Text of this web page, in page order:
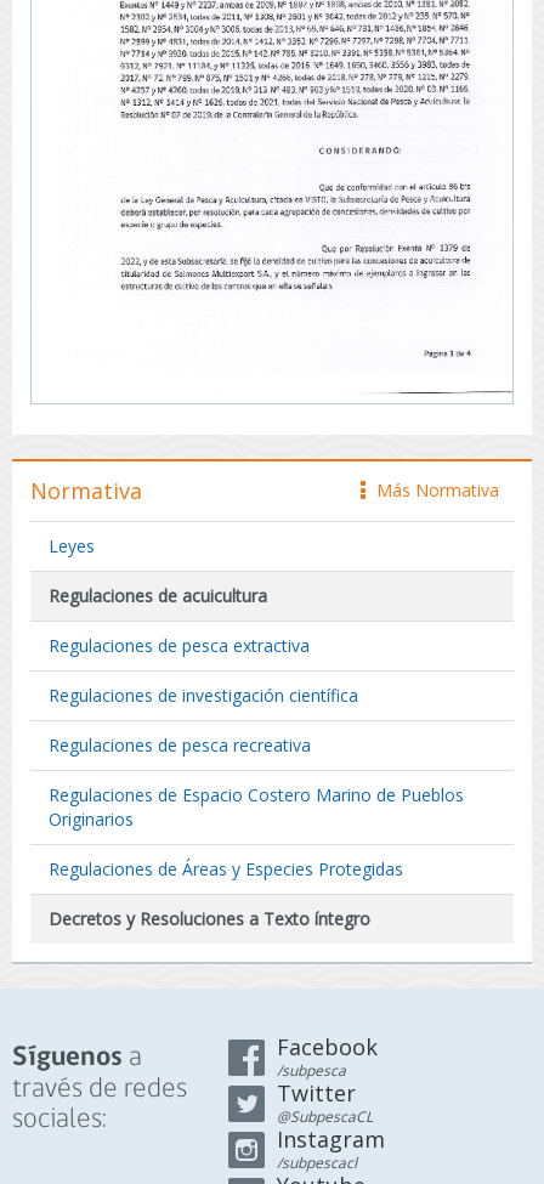
icono
Más Normativa
Normativa
Leyes
Regulaciones de acuicultura
Regulaciones de pesca extractiva
Regulaciones de investigación científica
Regulaciones de pesca recreativa
Regulaciones de Espacio Costero Marino de Pueblos
Originarios
Regulaciones de Áreas y Especies Protegidas
Decretos y Resoluciones a Texto íntegro
Síguenos a
través de redes
sociales:
Facebook
/subpesca
Twitter
@SubpescaCL
Instagram
/subpescacl